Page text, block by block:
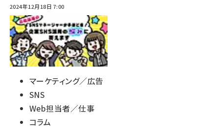
2024年12月18日 7:00
マーケティング／広告
SNS
Web担当者／仕事
コラム